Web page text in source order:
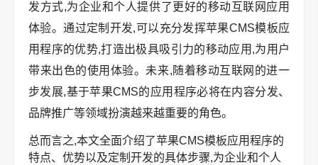
发方式,为企业和个人提供了更好的移动互联网应用
体验。通过定制开发,可以充分发挥苹果CMS模板应
用程序的优势,打造出极具吸引力的移动应用,为用户
带来出色的使用体验。未来,随着移动互联网的进一
步发展,基于苹果CMS的应用程序必将在内容分发、
品牌推广等领域扮演越来越重要的角色。
总而言之,本文全面介绍了苹果CMS模板应用程序的
特点、优势以及定制开发的具体步骤,为企业和个人